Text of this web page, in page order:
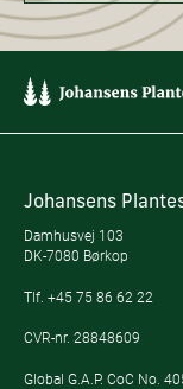
Johansens
Damhusvej 103
DK-7080 Børkop
Tlf. +45 75 86 62 22
CVR-nr. 28848609
Global G.A.P. CoC No.